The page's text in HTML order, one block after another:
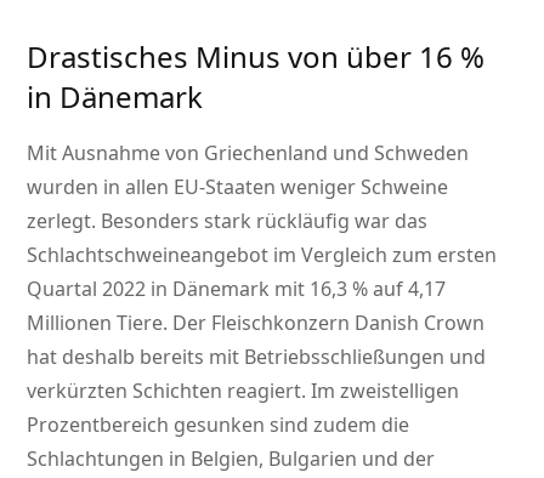
Drastisches Minus von über 16 %
in Dänemark
Mit Ausnahme von Griechenland und Schweden
wurden in allen EU-Staaten weniger Schweine
zerlegt. Besonders stark rückläufig war das
Schlachtschweineangebot im Vergleich zum ersten
Quartal 2022 in Dänemark mit 16,3 % auf 4,17
Millionen Tiere. Der Fleischkonzern Danish Crown
hat deshalb bereits mit Betriebsschließungen und
verkürzten Schichten reagiert. Im zweistelligen
Prozentbereich gesunken sind zudem die
Schlachtungen in Belgien, Bulgarien und der